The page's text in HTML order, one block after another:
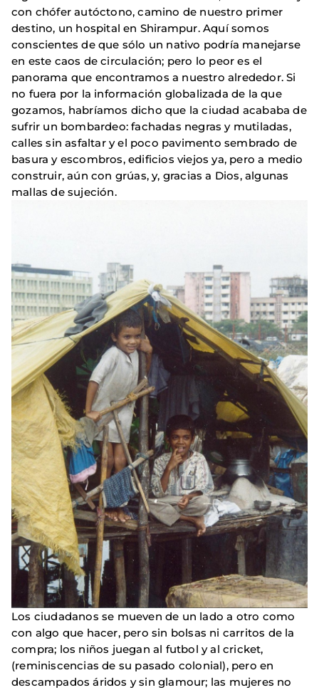
con chófer autóctono, camino de nuestro primer
destino, un hospital en Shirampur. Aquí somos
conscientes de que sólo un nativo podría manejarse
en este caos de circulación; pero lo peor es el
panorama que encontramos a nuestro alrededor. Si
no fuera por la información globalizada de la que
gozamos, habríamos dicho que la ciudad acababa de
sufrir un bombardeo: fachadas negras y mutiladas,
calles sin asfaltar y el poco pavimento sembrado de
basura y escombros, edificios viejos ya, pero a medio
construir, aún con grúas, y, gracias a Dios, algunas
mallas de sujeción.
Los ciudadanos se mueven de un lado a otro como
con algo que hacer, pero sin bolsas ni carritos de la
compra; los niños juegan al futbol y al cricket,
(reminiscencias de su pasado colonial), pero en
descampados áridos y sin glamour; las mujeres no